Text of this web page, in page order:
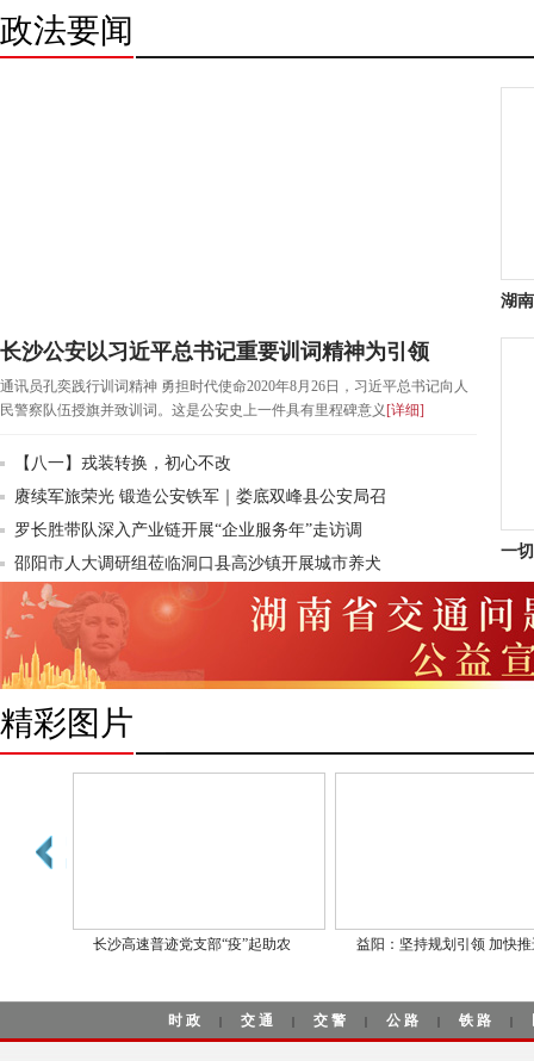
政法要闻
长沙公安以习近平总书记重要训词精神为引领
通讯员孔奕践行训词精神 勇担时代使命2020年8月26日，习近平总书记向人
民警察队伍授旗并致训词。这是公安史上一件具有里程碑意义 [详细]
【八一】戎装转换，初心不改
赓续军旅荣光 锻造公安铁军｜娄底双峰县公安局召
罗长胜带队深入产业链开展“企业服务年”走访调
邵阳市人大调研组莅临洞口县高沙镇开展城市养犬
湖
一
精彩图片
长沙高速普迹党支部“疫”起助农 益阳：坚持规划引领 加快推进“
时政 | 交通 | 交警 | 公路 | 铁路 |